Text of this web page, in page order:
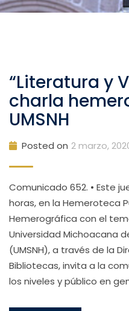
“Literatura y
charla
UMSNH
Posted on 2 marzo,
Comunicado 652. • Este
horas, en la Hemeroteca
Hemerográfica con el
Universidad Michoacana
(UMSNH), a través de la
Bibliotecas, invita a la
los niveles y público en